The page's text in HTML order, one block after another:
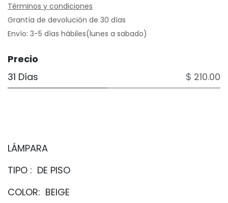
Términos y condiciones
Grantía de devolución de 30 días
Envío: 3-5 días hábiles(lunes a sabado)
Precio
31 Días
$ 210.00
LÁMPARA
TIPO : DE PISO
COLOR: BEIGE